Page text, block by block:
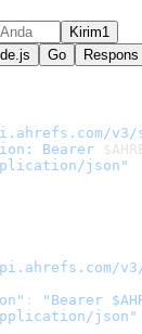
Kirim1
Go Respons
Bearer
json"
: "Bearer
json"